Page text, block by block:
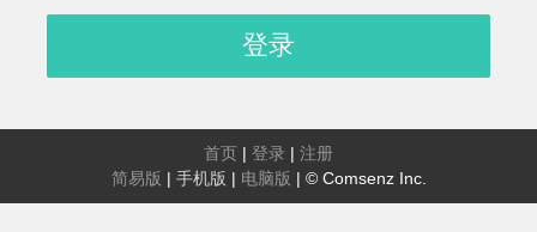
登录
首页 | 登录 | 注册
简易版 | 手机版 | 电脑版 | © Comsenz Inc.